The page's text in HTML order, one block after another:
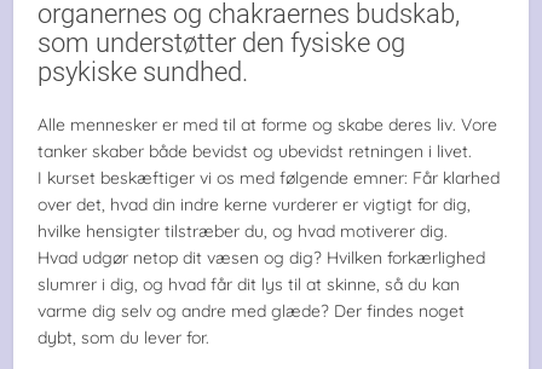
organernes og chakraernes budskab,
som understøtter den fysiske og
psykiske sundhed.
Alle mennesker er med til at forme og skabe deres liv. Vore
tanker skaber både bevidst og ubevidst retningen i livet.
I kurset beskæftiger vi os med følgende emner: Får klarhed
over det, hvad din indre kerne vurderer er vigtigt for dig,
hvilke hensigter tilstræber du, og hvad motiverer dig.
Hvad udgør netop dit væsen og dig? Hvilken forkærlighed
slumrer i dig, og hvad får dit lys til at skinne, så du kan
varme dig selv og andre med glæde? Der findes noget
dybt, som du lever for.